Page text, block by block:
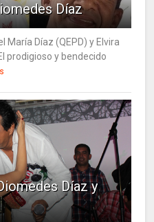
Díaz
María Díaz (QEPD) y Elvira
prodigioso y bendecido
Díaz y